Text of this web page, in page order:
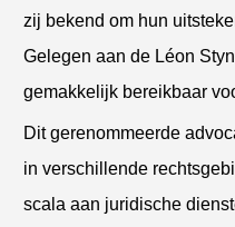
zij bekend om hun
Gelegen aan de Léon
gemakkelijk bereikbaar
Dit gerenommeerde
in verschillende
scala aan juridische